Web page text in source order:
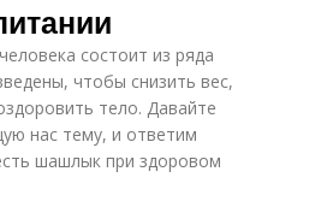
состоит из ряда
чтобы снизить вес,
тело. Давайте
нас тему, и ответим
шашлык при здоровом